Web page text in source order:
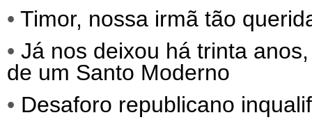
• Timor, nossa irmã tão
• Já nos deixou há trinta
de um Santo Moderno
• Desaforo republicano